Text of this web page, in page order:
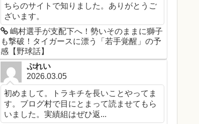
ちらのサイトで知りました。ありがとうご
ざいます。
嶋村選手が支配下へ！勢いそのままに獅子
も撃破！タイガースに漂う「若手覚醒」の予
感【野球話】
ぷれい
2026.03.05
初めまして。トラキチを長いことやってま
す。ブログ村で目にとまって読ませてもら
いました。実績組はぜひ返...